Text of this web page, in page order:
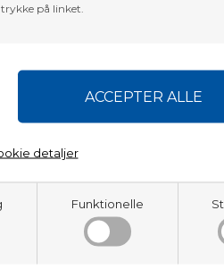
på linket.
Funktionelle
detaljer